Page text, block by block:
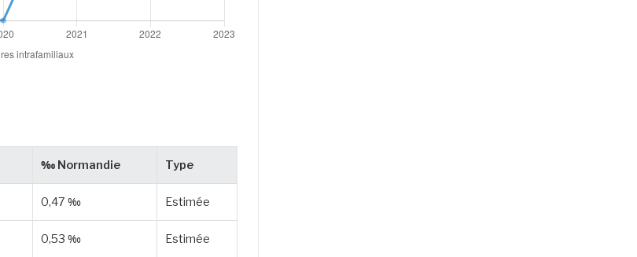
‰ Normandie Type
0,47 ‰ Estimée
0,53 ‰ Estimée